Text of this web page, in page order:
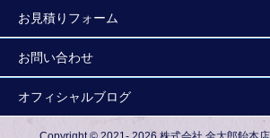
お見積りフォーム
お問い合わせ
オフィシャルブログ
Copyright © 2021- 2026 株式会社 金太郎飴本